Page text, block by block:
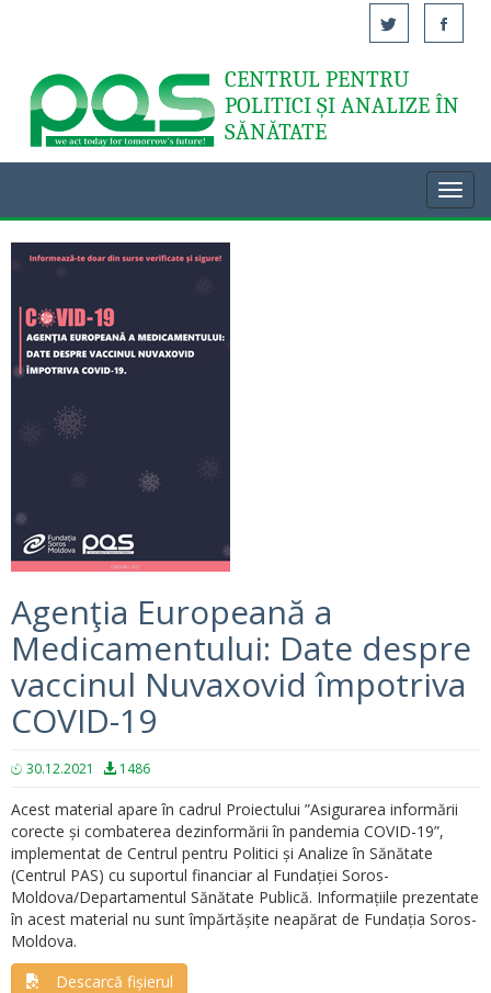
Acasă
CENTRUL PENTRU
POLITICI ȘI ANALIZE ÎN
SĂNĂTATE
Agenţia Europeană a
Medicamentului: Date despre
vaccinul Nuvaxovid împotriva
COVID-19
30.12.2021 1486
Acest material apare în cadrul Proiectului ”Asigurarea informării
corecte și combaterea dezinformării în pandemia COVID-19”,
implementat de Centrul pentru Politici și Analize în Sănătate
(Centrul PAS) cu suportul financiar al Fundației Soros-
Moldova/Departamentul Sănătate Publică. Informațiile prezentate
în acest material nu sunt împărtășite neapărat de Fundația Soros-
Moldova.
Descarcă fișierul